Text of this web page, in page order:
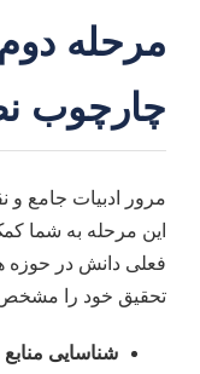
مرحله
چارچوب
مرور ادبیات جامع و
این مرحله به شما
فعلی دانش در حوزه
تحقیق خود را مشخص
شناسایی منابع